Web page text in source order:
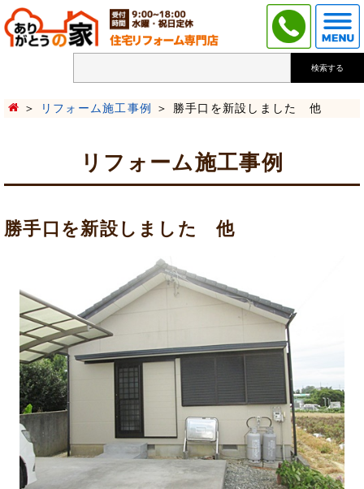
検索する
リフォーム施工事例 勝手口を新設しました 他
リフォーム施工事例
勝手口を新設しました 他